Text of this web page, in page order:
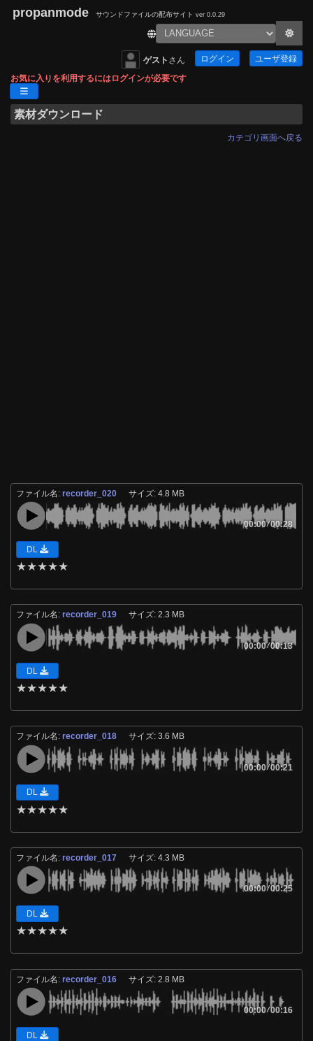
propanmode サウンドファイルの配布サイト ver 0.0.29
ゲスト さん ログイン ユーザ登録
お気に入りを利用するにはログインが必要です
素材ダウンロード
カテゴリ画面へ戻る
ファイル名:recorder_020 サイズ: 4.8 MB
00:00/00:28
DL
★★★★★
ファイル名:recorder_019 サイズ: 2.3 MB
00:00/00:13
DL
★★★★★
ファイル名:recorder_018 サイズ: 3.6 MB
00:00/00:21
DL
★★★★★
ファイル名:recorder_017 サイズ: 4.3 MB
00:00/00:25
DL
★★★★★
ファイル名:recorder_016 サイズ: 2.8 MB
00:00/00:16
DL